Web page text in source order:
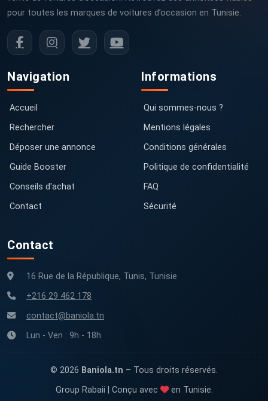
pour toutes les marques de voitures d’occasion en Tunisie.
Navigation
Accueil
Rechercher
Déposer une annonce
Guide Booster
Conseils d'achat
Contact
Informations
Qui sommes-nous ?
Mentions légales
Conditions générales
Politique de confidentialité
FAQ
Sécurité
Contact
16 Rue de la République, Tunis, Tunisie
+216 29 462 178
contact@baniola.tn
Lun - Ven : 9h - 18h
© 2026 Baniola.tn – Tous droits réservés.
Group Rabaii | Conçu avec
en Tunisie.